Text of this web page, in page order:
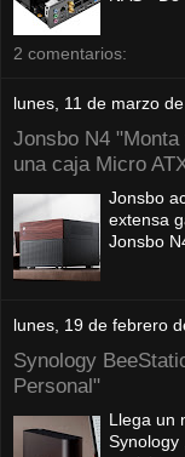
2 comentarios:
lunes, 11 de marzo
Jonsbo N4
una caja Micro
Jonsbo
extensa
Jonsbo
lunes, 19 de febrero
Synology
Personal"
Llega un
Synology